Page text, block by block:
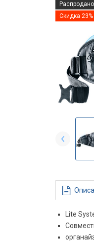
Распродано
Скидка 23%
Lite